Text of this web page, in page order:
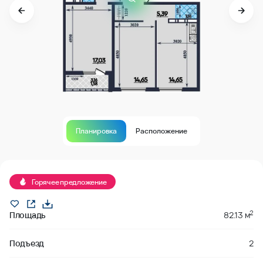
Планировка Расположение
Горячее предложение
Площадь 82.13 м2
Подъезд 2